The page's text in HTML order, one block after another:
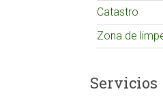
Catastro
Zona de
Servicios